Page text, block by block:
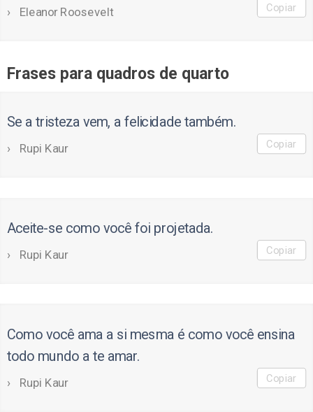
Eleanor Roosevelt Copiar
Frases para quadros de quarto
Se a tristeza vem, a felicidade também.
Rupi Kaur Copiar
Aceite-se como você foi projetada.
Rupi Kaur Copiar
Como você ama a si mesma é como você ensina
todo mundo a te amar.
Rupi Kaur Copiar